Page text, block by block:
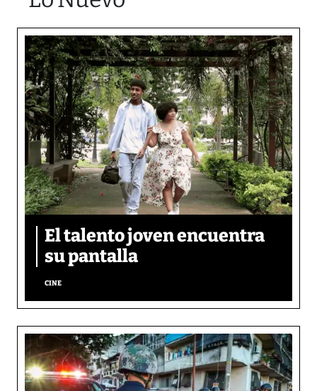
El talento joven encuentra
su pantalla​
CINE